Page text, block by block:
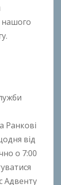
нашого
Ранкові
від
о 7:00
Адвенту